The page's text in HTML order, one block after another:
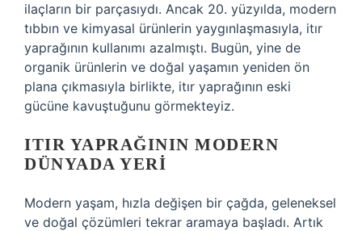
ilaçların bir parçasıydı. Ancak 20. yüzyılda, modern
tıbbın ve kimyasal ürünlerin yaygınlaşmasıyla, itır
yaprağının kullanımı azalmıştı. Bugün, yine de
organik ürünlerin ve doğal yaşamın yeniden ön
plana çıkmasıyla birlikte, itır yaprağının eski
gücüne kavuştuğunu görmekteyiz.
ITIR YAPRAĞININ MODERN
DÜNYADA YERI
Modern yaşam, hızla değişen bir çağda, geleneksel
ve doğal çözümleri tekrar aramaya başladı. Artık